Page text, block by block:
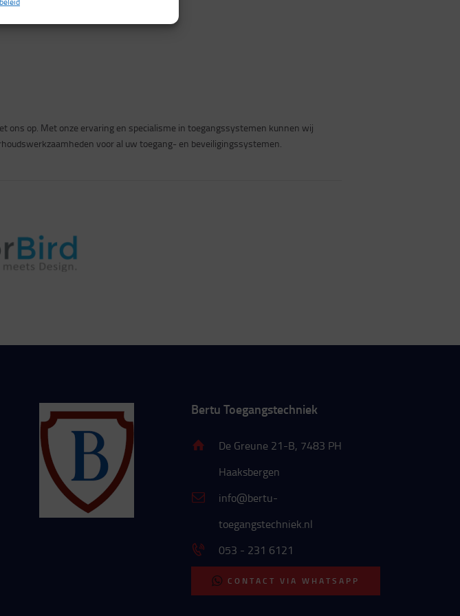
ons op. Met onze ervaring en specialisme in toegangssystemen kunnen wij
voor al uw toegang- en beveiligingssystemen.
Bertu Toegangstechniek
De Greune 21-B, 7483 PH
Haaksbergen
info@bertu-
toegangstechniek.nl
053 - 231 6121
CONTACT VIA WHATSAPP